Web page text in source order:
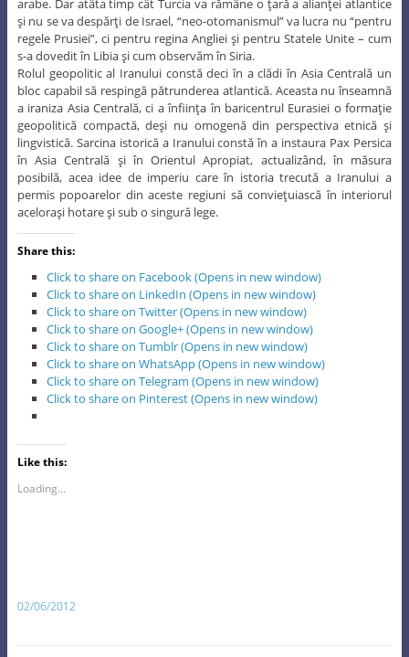
şi nu se va despărţi de Israel, “neo-otomanismul” va lucra nu “pentru
regele Prusiei”, ci pentru regina Angliei şi pentru Statele Unite – cum
s-a dovedit în Libia şi cum observăm în Siria.
Rolul geopolitic al Iranului constă deci în a clădi în Asia Centrală un
bloc capabil să respingă pătrunderea atlantică. Aceasta nu înseamnă
a iraniza Asia Centrală, ci a înfiinţa în baricentrul Eurasiei o formaţie
geopolitică compactă, deşi nu omogenă din perspectiva etnică şi
lingvistică. Sarcina istorică a Iranului constă în a instaura Pax Persica
în Asia Centrală şi în Orientul Apropiat, actualizând, în măsura
posibilă, acea idee de imperiu care în istoria trecută a Iranului a
permis popoarelor din aceste regiuni să convieţuiască în interiorul
aceloraşi hotare şi sub o singură lege.
Share this:
Click to share on Facebook (Opens in new window)
Click to share on LinkedIn (Opens in new window)
Click to share on Twitter (Opens in new window)
Click to share on Google+ (Opens in new window)
Click to share on Tumblr (Opens in new window)
Click to share on WhatsApp (Opens in new window)
Click to share on Telegram (Opens in new window)
Click to share on Pinterest (Opens in new window)
Like this:
Loading...
02/06/2012